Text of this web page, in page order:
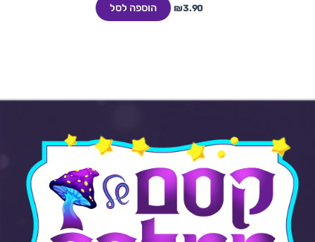
₪3.90 הוספה לסל